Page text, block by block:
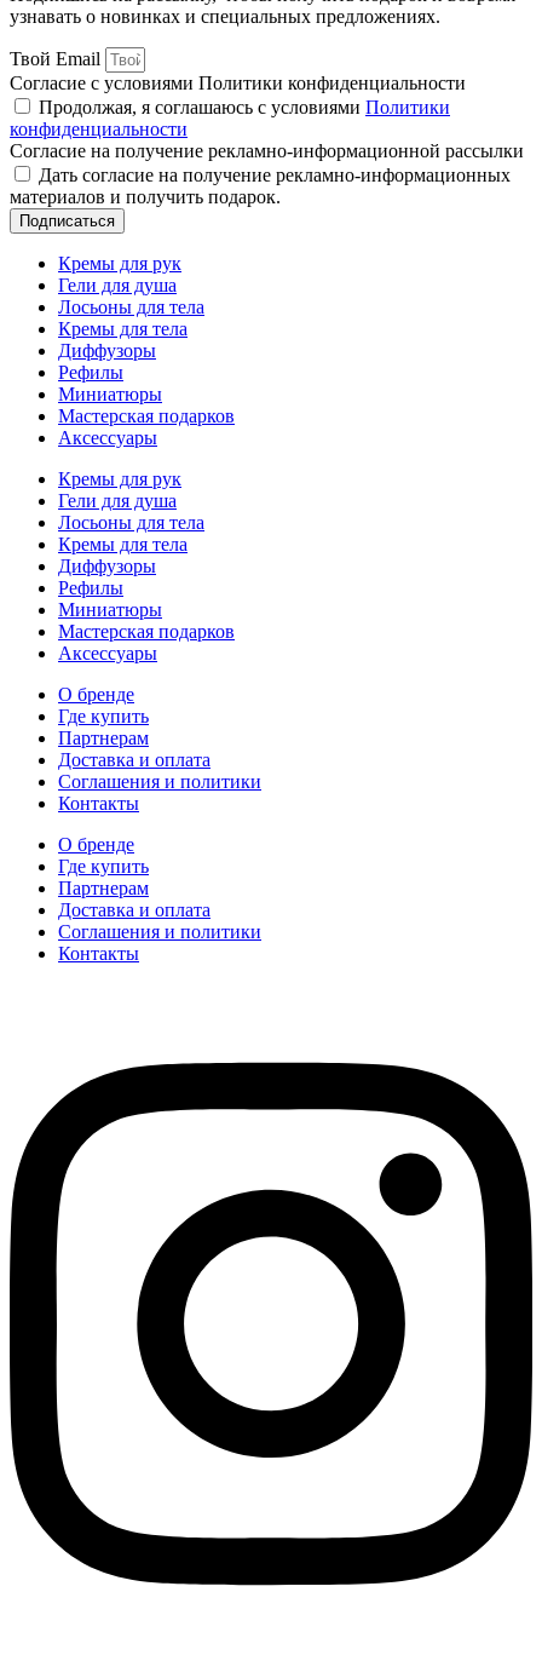
узнавать о новинках и специальных предложениях.
Твой Email
Согласие с условиями Политики конфиденциальности
Продолжая, я соглашаюсь с условиями Политики
конфиденциальности
Согласие на получение рекламно-информационной рассылки
Дать согласие на получение рекламно-информационных
материалов и получить подарок.
Подписаться
Кремы для рук
Гели для душа
Лосьоны для тела
Кремы для тела
Диффузоры
Рефилы
Миниатюры
Мастерская подарков
Аксессуары
Кремы для рук
Гели для душа
Лосьоны для тела
Кремы для тела
Диффузоры
Рефилы
Миниатюры
Мастерская подарков
Аксессуары
О бренде
Где купить
Партнерам
Доставка и оплата
Соглашения и политики
Контакты
О бренде
Где купить
Партнерам
Доставка и оплата
Соглашения и политики
Контакты